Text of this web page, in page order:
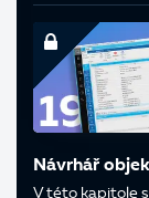
Návrhář
V této kapitole